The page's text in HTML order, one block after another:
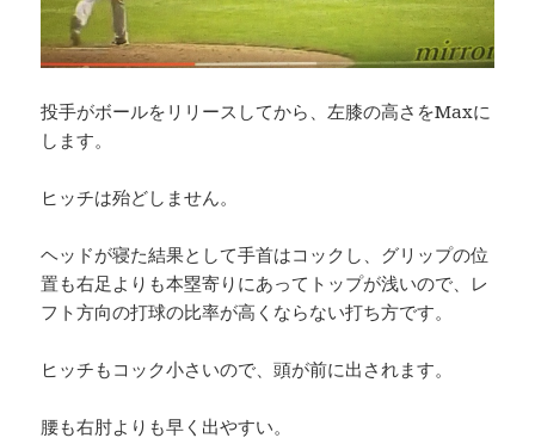
投手がボールをリリースしてから、左膝の高さをMaxに
します。
ヒッチは殆どしません。
ヘッドが寝た結果として手首はコックし、グリップの位
置も右足よりも本塁寄りにあってトップが浅いので、レ
フト方向の打球の比率が高くならない打ち方です。
ヒッチもコック小さいので、頭が前に出されます。
腰も右肘よりも早く出やすい。